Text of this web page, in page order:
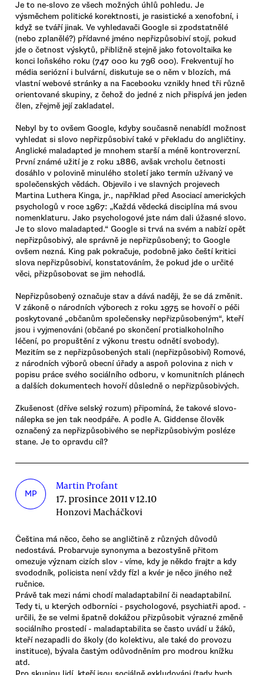
Je to ne-slovo ze všech možných úhlů pohledu. Je
výsměchem politické korektnosti, je rasistické a xenofobní, i
když se tváří jinak. Ve vyhledavači Google si zpodstatnělé
(nebo zplanělé?) přídavné jméno nepřizpůsobiví stojí, pokud
jde o četnost výskytů, přibližně stejně jako fotovoltaika ke
konci loňského roku (747 000 ku 796 000). Frekventují ho
média seriózní i bulvární, diskutuje se o něm v blozích, má
vlastní webové stránky a na Facebooku vznikly hned tři různě
orientované skupiny, z čehož do jedné z nich přispívá jen jeden
člen, zřejmě její zakladatel.
Nebyl by to ovšem Google, kdyby současně nenabídl možnost
vyhledat si slovo nepřizpůsobiví také v překladu do angličtiny.
Anglické maladapted je mnohem starší a méně kontroverzní.
První známé užití je z roku 1886, avšak vrcholu četnosti
dosáhlo v polovině minulého století jako termín užívaný ve
společenských vědách. Objevilo i ve slavných projevech
Martina Luthera Kinga, jr., například před Asociací amerických
psychologů v roce 1967: „Každá vědecká disciplína má svou
nomenklaturu. Jako psychologové jste nám dali úžasné slovo.
Je to slovo maladapted.“ Google si trvá na svém a nabízí opět
nepřizpůsobivý, ale správně je nepřizpůsobený; to Google
ovšem nezná. King pak pokračuje, podobně jako čeští kritici
slova nepřizpůsobiví, konstatováním, že pokud jde o určité
věci, přizpůsobovat se jim nehodlá.
Nepřizpůsobený označuje stav a dává naději, že se dá změnit.
V zákoně o národních výborech z roku 1975 se hovoří o péči
poskytované „občanům společensky nepřizpůsobeným“, kteří
jsou i vyjmenováni (občané po skončení protialkoholního
léčení, po propuštění z výkonu trestu odnětí svobody).
Mezitím se z nepřizpůsobených stali (nepřizpůsobiví) Romové,
z národních výborů obecní úřady a aspoň polovina z nich v
popisu práce svého sociálního odboru, v komunitních plánech
a dalších dokumentech hovoří důsledně o nepřizpůsobivých.
Zkušenost (dříve selský rozum) připomíná, že takové slovo-
nálepka se jen tak neodpáře. A podle A. Giddense člověk
označený za nepřizpůsobivého se nepřizpůsobivým posléze
stane. Je to opravdu cíl?
MP
Martin Profant
17. prosince 2011 v 12.10
Honzovi Macháčkovi
Čeština má něco, čeho se angličtině z různých důvodů
nedostává. Probarvuje synonyma a bezostyšně přitom
omezuje význam cizích slov - víme, kdy je někdo frajtr a kdy
svododník, policista není vždy fízl a kvér je něco jiného než
ručnice.
Právě tak mezi námi chodí maladaptabilní či neadaptabilní.
Tedy ti, u kterých odborníci - psychologové, psychiatři apod. -
určili, že se velmi špatně dokážou přizpůsobit výrazné změně
sociálního prostedí - maladaptabilita se často uvádí u žáků,
kteří nezapadli do školy (do kolektivu, ale také do provozu
instituce), bývala častým odůvodněním pro modrou knížku
atd.